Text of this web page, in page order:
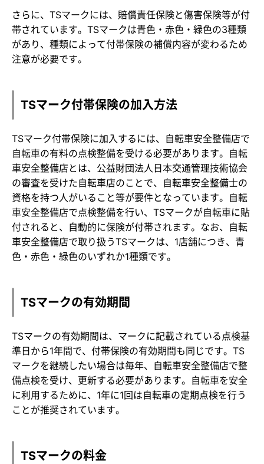
さらに、TSマークには、賠償責任保険と傷害保険等が付
帯されています。TSマークは青色・赤色・緑色の3種類
があり、種類によって付帯保険の補償内容が変わるため
注意が必要です。
TSマーク付帯保険の加入方法
TSマーク付帯保険に加入するには、自転車安全整備店で
自転車の有料の点検整備を受ける必要があります。自転
車安全整備店とは、公益財団法人日本交通管理技術協会
の審査を受けた自転車店のことで、自転車安全整備士の
資格を持つ人がいること等が要件となっています。自転
車安全整備店で点検整備を行い、TSマークが自転車に貼
付されると、自動的に保険が付帯されます。なお、自転
車安全整備店で取り扱うTSマークは、1店舗につき、青
色・赤色・緑色のいずれか1種類です。
TSマークの有効期間
TSマークの有効期間は、マークに記載されている点検基
準日から1年間で、付帯保険の有効期間も同じです。TS
マークを継続したい場合は毎年、自転車安全整備店で整
備点検を受け、更新する必要があります。自転車を安全
に利用するために、1年に1回は自転車の定期点検を行う
ことが推奨されています。
TSマークの料金